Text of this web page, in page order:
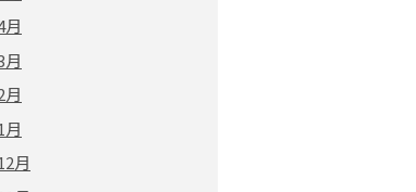
月
月
月
月
月